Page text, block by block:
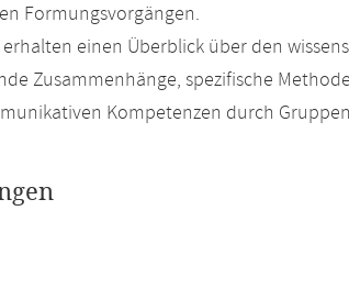
Formungsvorgängen.
einen Überblick über den
Zusammenhänge, spezifische
Kompetenzen durch